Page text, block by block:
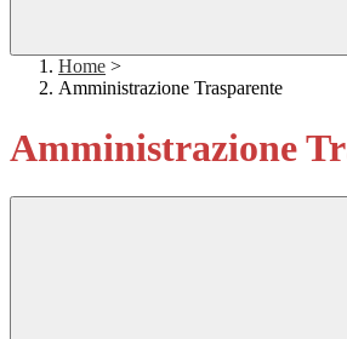
Home >
Amministrazione Trasparente
Amministrazione